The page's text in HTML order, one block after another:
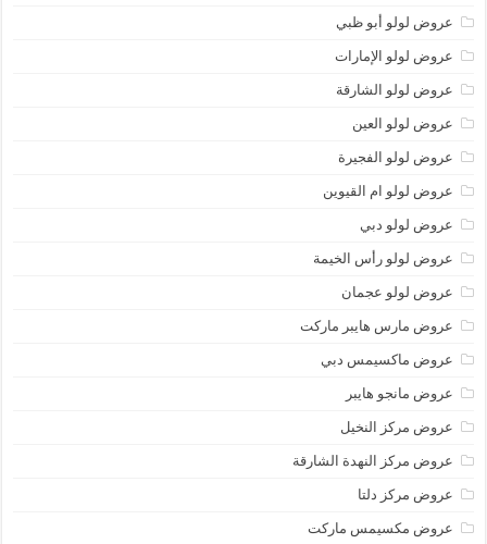
عروض لولو أبو ظبي
عروض لولو الإمارات
عروض لولو الشارقة
عروض لولو العين
عروض لولو الفجيرة
عروض لولو ام القيوين
عروض لولو دبي
عروض لولو رأس الخيمة
عروض لولو عجمان
عروض مارس هايبر ماركت
عروض ماكسيمس دبي
عروض مانجو هايبر
عروض مركز النخيل
عروض مركز النهدة الشارقة
عروض مركز دلتا
عروض مكسيمس ماركت